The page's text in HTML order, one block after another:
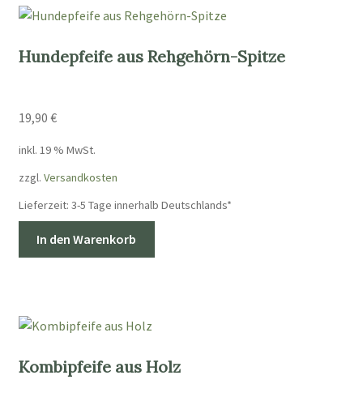
Hundepfeife aus Rehgehörn-Spitze
19,90 €
inkl. 19 % MwSt.
zzgl. Versandkosten
Lieferzeit: 3-5 Tage innerhalb Deutschlands*
In den Warenkorb
Kombipfeife aus Holz